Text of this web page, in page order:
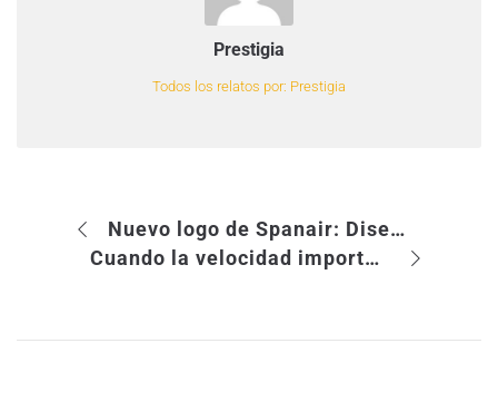
Prestigia
Todos los relatos por: Prestigia
Nuevo logo de Spanair: Diseño Social Media
Cuando la velocidad importa…